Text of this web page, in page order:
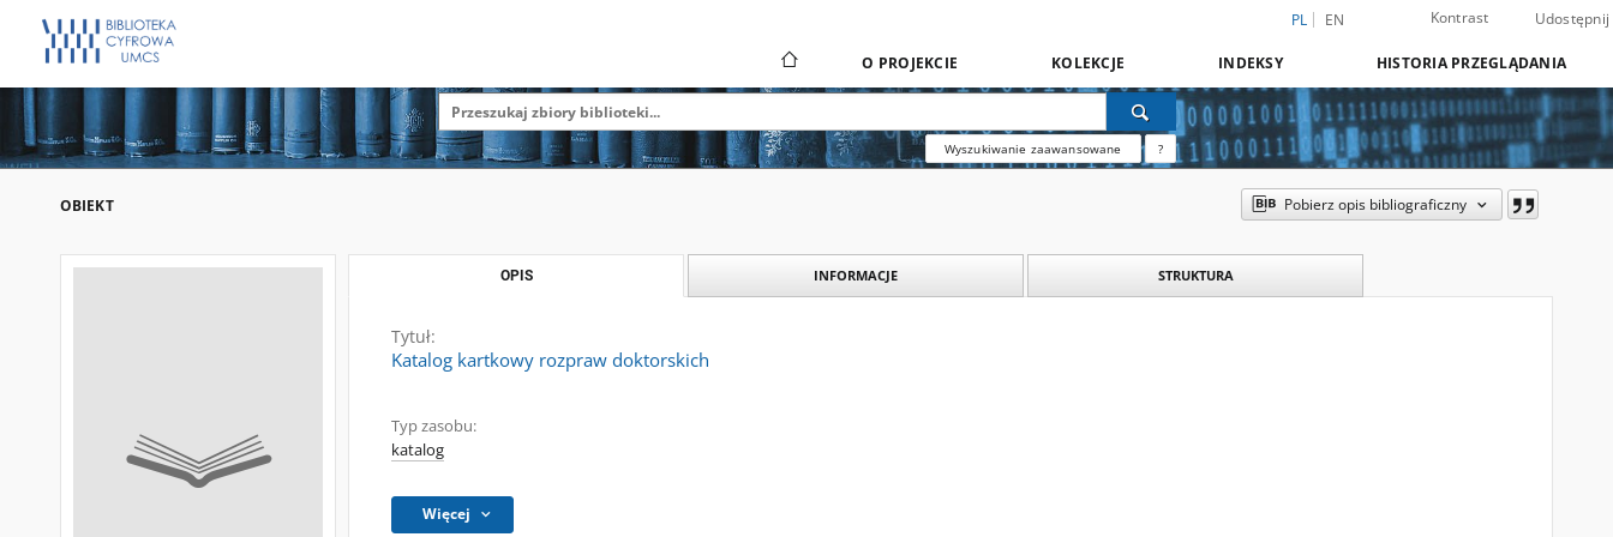
PL EN Kontrast Udostępnij
O PROJEKCIE KOLEKCJE INDEKSY HISTORIA PRZEGLĄDANIA
Wyszukiwanie zaawansowane ?
OBIEKT Pobierz opis bibliograficzny
OPIS INFORMACJE STRUKTURA
Tytuł:
Katalog kartkowy rozpraw doktorskich
Typ zasobu:
katalog
Więcej